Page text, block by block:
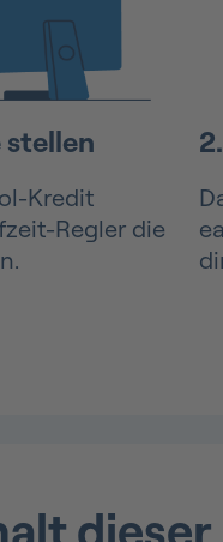
stellen
Kredit
Regler die
dieser